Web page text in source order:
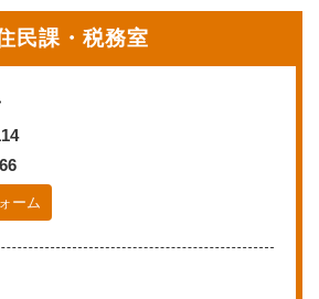
民課・税務室
ーム